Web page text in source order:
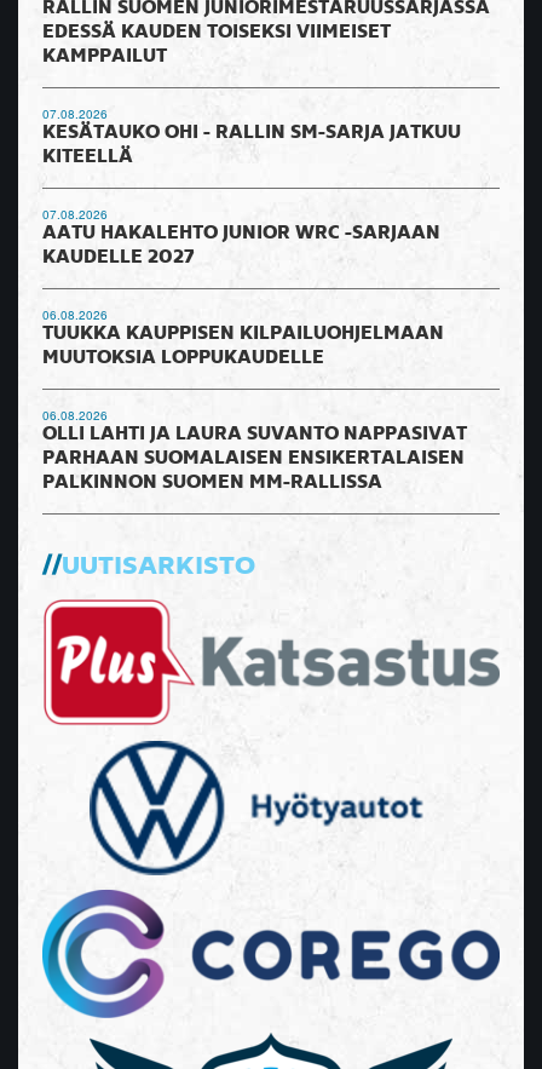
RALLIN SUOMEN JUNIORIMESTARUUSSARJASSA
EDESSÄ KAUDEN TOISEKSI VIIMEISET
KAMPPAILUT
07.08.2026
KESÄTAUKO OHI - RALLIN SM-SARJA JATKUU
KITEELLÄ
07.08.2026
AATU HAKALEHTO JUNIOR WRC -SARJAAN
KAUDELLE 2027
06.08.2026
TUUKKA KAUPPISEN KILPAILUOHJELMAAN
MUUTOKSIA LOPPUKAUDELLE
06.08.2026
OLLI LAHTI JA LAURA SUVANTO NAPPASIVAT
PARHAAN SUOMALAISEN ENSIKERTALAISEN
PALKINNON SUOMEN MM-RALLISSA
UUTISARKISTO